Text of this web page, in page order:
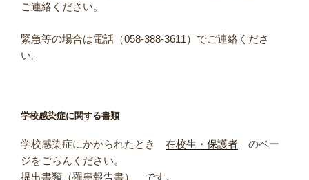
ご連絡ください。
緊急等の場合は電話（058-388-3611）でご連絡くださ
い。
学校感染症に関する書類
学校感染症にかかられたとき 在校生・保護者 のペー
ジをごらんください。
提出書類 （罹患報告書） です。